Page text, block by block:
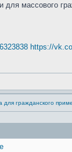
массового
https://
для гражданского